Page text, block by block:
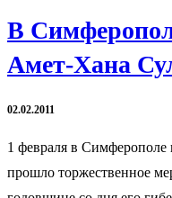
В
Амет-Хана
02.02.2011
1 февраля в
прошло торжественное